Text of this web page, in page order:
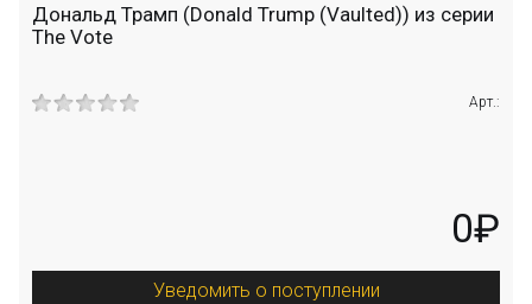
Дональд Трамп (Donald Trump (Vaulted)) из серии
The Vote
Арт.:
0₽
Уведомить о поступлении